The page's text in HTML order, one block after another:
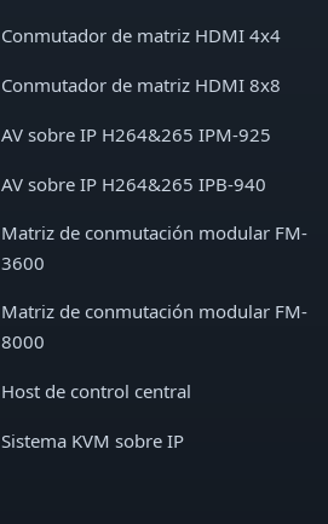
Conmutador de matriz HDMI 4x4
Conmutador de matriz HDMI 8x8
AV sobre IP H264&265 IPM-925
AV sobre IP H264&265 IPB-940
Matriz de conmutación modular FM-
3600
Matriz de conmutación modular FM-
8000
Host de control central
Sistema KVM sobre IP